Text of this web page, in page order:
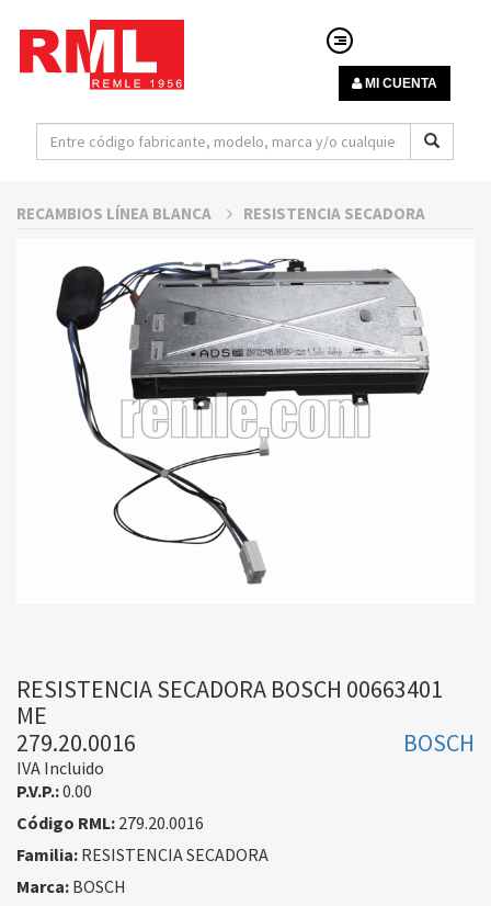
MI CUENTA
RECAMBIOS LÍNEA BLANCA RESISTENCIA SECADORA
RESISTENCIA SECADORA BOSCH 00663401
ME
279.20.0016
BOSCH
IVA Incluido
P.V.P.:0.00
Código RML: 279.20.0016
Familia: RESISTENCIA SECADORA
Marca: BOSCH